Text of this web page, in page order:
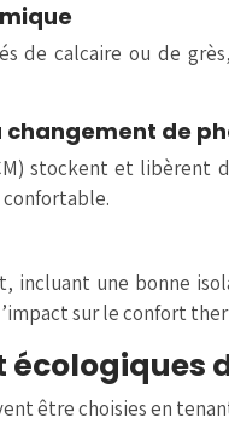
de calcaire ou de
de
stockent et
incluant une bonne
sur le confort
être choisies en